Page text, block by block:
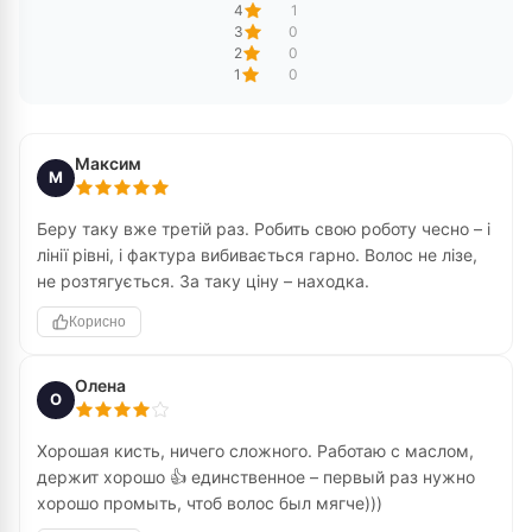
4
1
3
0
2
0
1
0
М
Максим
Беру таку вже третій раз. Робить свою роботу чесно – і
лінії рівні, і фактура вибивається гарно. Волос не лізе,
не розтягується. За таку ціну – находка.
Корисно
О
Олена
Хорошая кисть, ничего сложного. Работаю с маслом,
держит хорошо 👍 единственное – первый раз нужно
хорошо промыть, чтоб волос был мягче)))